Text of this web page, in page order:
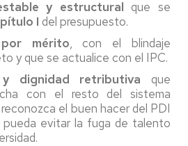
y estructural que se
I del presupuesto.
mérito, con el blindaje
y que se actualice con el IPC.
y dignidad retributiva que
con el resto del sistema
el buen hacer del PDI
pueda evitar la fuga de talento